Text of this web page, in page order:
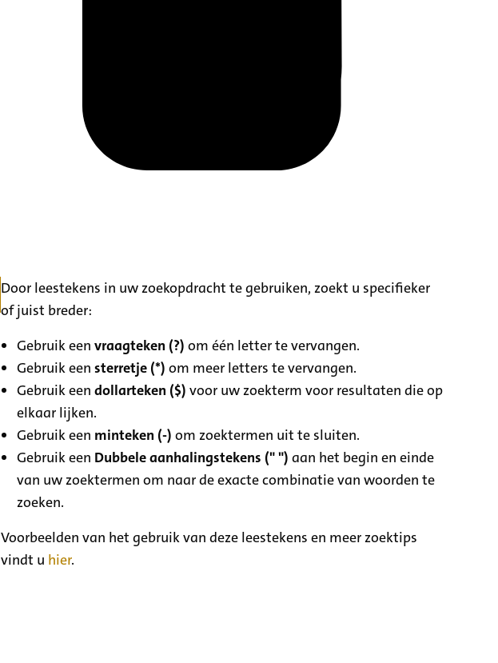
Door leestekens in uw zoekopdracht te gebruiken, zoekt u specifieker
of juist breder:
Gebruik eenvraagteken (?) om één letter te vervangen.
Gebruik eensterretje (*) om meer letters te vervangen.
Gebruik eendollarteken ($) voor uw zoekterm voor resultaten die op
elkaar lijken.
Gebruik een minteken (-) om zoektermen uit te sluiten.
Gebruik een Dubbele aanhalingstekens (" ") aan het begin en einde
van uw zoektermen om naar de exacte combinatie van woorden te
zoeken.
Voorbeelden van het gebruik van deze leestekens en meer zoektips
vindt u hier.